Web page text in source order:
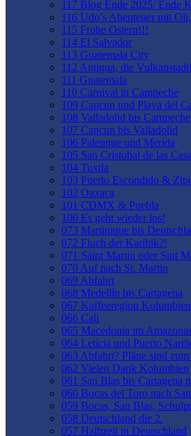
117 Blog Ende 2025/ Ende
116 Udo’s Abenteuer mit
115 Frohe Ostern!!!
114 El Salvador
113 Guatemala City
112 Antigua, die Vulkanstadt!
111 Guatemala
110 Carnival in Campeche
109 Cancun und Playa del
108 Valladolid bis Campeche
107 Cancun bis Valladolid
106 Palenque und Merida
105 San Cristobal de las
104 Tuxtla
103 Puerto Escondido &
102 Oaxaca
101 CDMX & Puebla
100 Es geht wieder los!
073 Martinique bis
072 Fluch der Karibik?!
071 Saint Martin oder Sint
070 Auf nach St. Martin
069 Abfahrt
068 Medellín bis Cartagena
067 Kaffeeregion
066 Cali
065 Macedonia im
064 Leticia und Puerto
063 Abfahrt? Pläne sind
062 Vielen Dank Kolumbien
061 San Blas bis Cartagena
060 Bocas del Toro nach
059 Bocas, San Blas,
058 Deutschland die 2.
057 Halbzeit in Deutschland